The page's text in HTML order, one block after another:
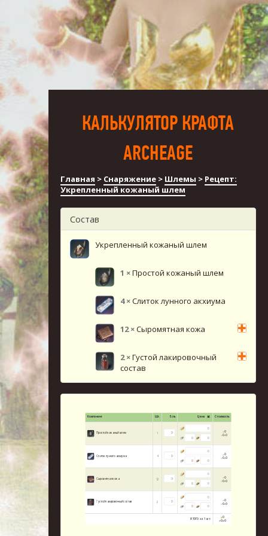
КАЛЬКУЛЯТОР КРАФТА
ARCHEAGE
Главная > Снаряжение > Шлемы > Рецепт:
Укрепленный кожаный шлем
Состав
Укрепленный кожаный шлем
1 ×Простой кожаный шлем
4 ×Слиток лунного акхиума
12 ×Сыромятная кожа
2 ×Густой лакировочный
состав